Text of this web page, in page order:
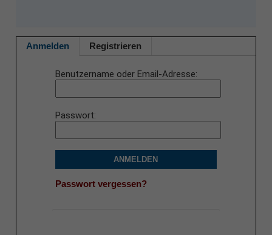
Anmelden Registrieren
Benutzername oder Email-Adresse
Passwort
ANMELDEN
Passwort vergessen?